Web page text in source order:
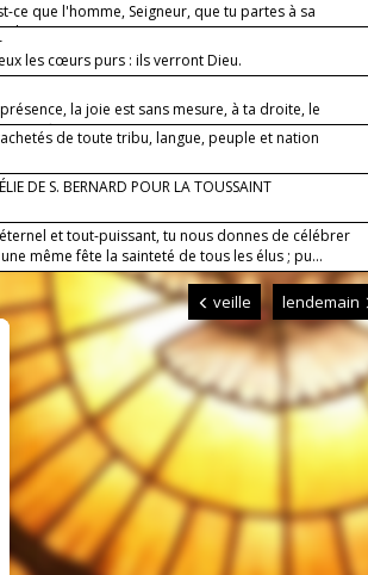
ce que l'homme, Seigneur, que tu partes à sa
?
les cœurs purs : ils verront Dieu.
la joie est sans mesure, à ta droite, le
ne finit pas.
de toute tribu, langue, peuple et nation
DE S. BERNARD POUR LA TOUSSAINT
et tout-puissant, tu nous donnes de célébrer
même fête la sainteté de tous les élus ; pu...
veille lendemain